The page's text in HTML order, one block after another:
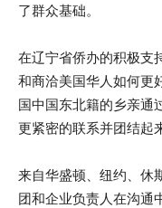
了群众基础。
在辽宁省侨办的积极支
和商洽美国华人如何更
国中国东北籍的乡亲通
更紧密的联系并团结起
来自华盛顿、纽约、休
团和企业负责人在沟通